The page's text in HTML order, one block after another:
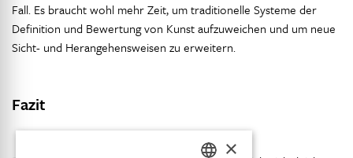
Fall. Es braucht wohl mehr Zeit, um traditionelle Systeme der
Definition und Bewertung von Kunst aufzuweichen und um neue
Sicht- und Herangehensweisen zu erweitern.
Fazit
×